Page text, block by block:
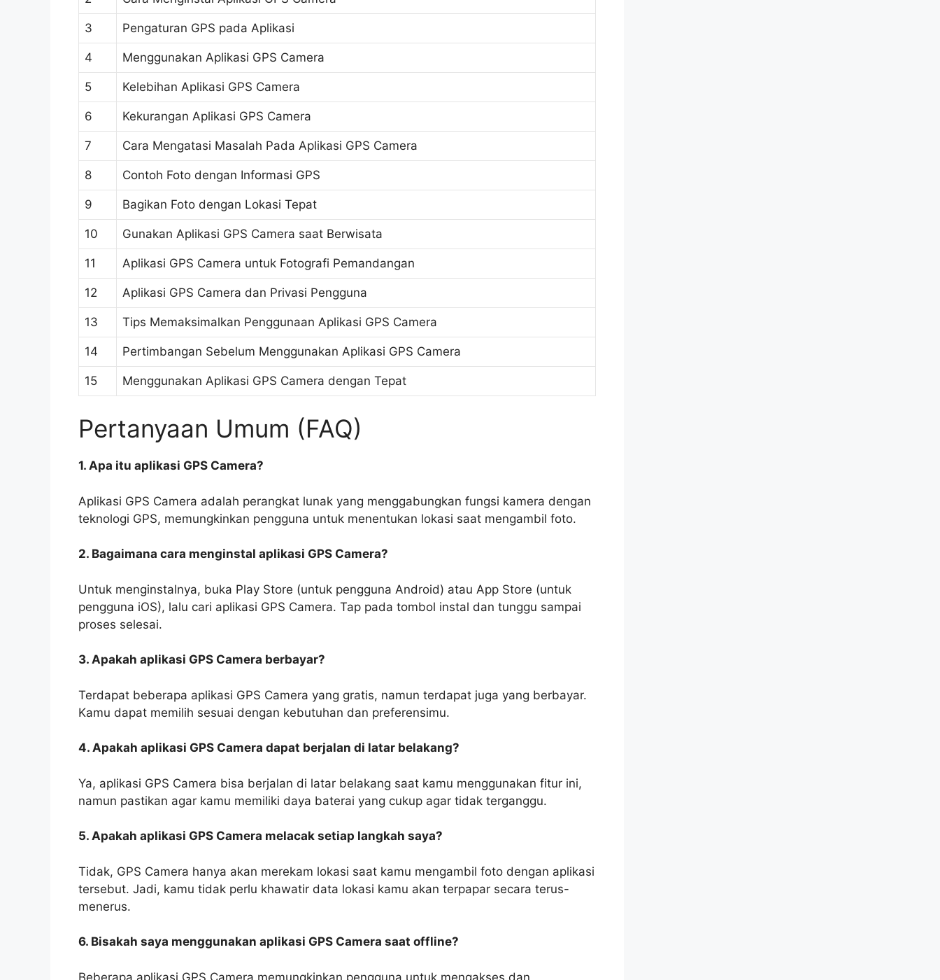
3 Pengaturan GPS pada Aplikasi
4 Menggunakan Aplikasi GPS Camera
5 Kelebihan Aplikasi GPS Camera
6 Kekurangan Aplikasi GPS Camera
7 Cara Mengatasi Masalah Pada Aplikasi GPS Camera
8 Contoh Foto dengan Informasi GPS
9 Bagikan Foto dengan Lokasi Tepat
10 Gunakan Aplikasi GPS Camera saat Berwisata
11 Aplikasi GPS Camera untuk Fotografi Pemandangan
12 Aplikasi GPS Camera dan Privasi Pengguna
13 Tips Memaksimalkan Penggunaan Aplikasi GPS Camera
14 Pertimbangan Sebelum Menggunakan Aplikasi GPS Camera
15 Menggunakan Aplikasi GPS Camera dengan Tepat
Pertanyaan Umum (FAQ)
1. Apa itu aplikasi GPS Camera?
Aplikasi GPS Camera adalah perangkat lunak yang menggabungkan fungsi kamera dengan
teknologi GPS, memungkinkan pengguna untuk menentukan lokasi saat mengambil foto.
2. Bagaimana cara menginstal aplikasi GPS Camera?
Untuk menginstalnya, buka Play Store (untuk pengguna Android) atau App Store (untuk
pengguna iOS), lalu cari aplikasi GPS Camera. Tap pada tombol instal dan tunggu sampai
proses selesai.
3. Apakah aplikasi GPS Camera berbayar?
Terdapat beberapa aplikasi GPS Camera yang gratis, namun terdapat juga yang berbayar.
Kamu dapat memilih sesuai dengan kebutuhan dan preferensimu.
4. Apakah aplikasi GPS Camera dapat berjalan di latar belakang?
Ya, aplikasi GPS Camera bisa berjalan di latar belakang saat kamu menggunakan fitur ini,
namun pastikan agar kamu memiliki daya baterai yang cukup agar tidak terganggu.
5. Apakah aplikasi GPS Camera melacak setiap langkah saya?
Tidak, GPS Camera hanya akan merekam lokasi saat kamu mengambil foto dengan aplikasi
tersebut. Jadi, kamu tidak perlu khawatir data lokasi kamu akan terpapar secara terus-
menerus.
6. Bisakah saya menggunakan aplikasi GPS Camera saat offline?
Beberapa aplikasi GPS Camera memungkinkan pengguna untuk mengakses dan